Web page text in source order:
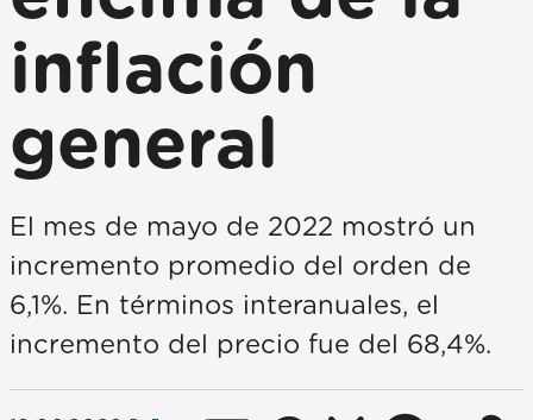
inflación
general
El mes de mayo de 2022 mostró un
incremento promedio del orden de
6,1%. En términos interanuales, el
incremento del precio fue del 68,4%.